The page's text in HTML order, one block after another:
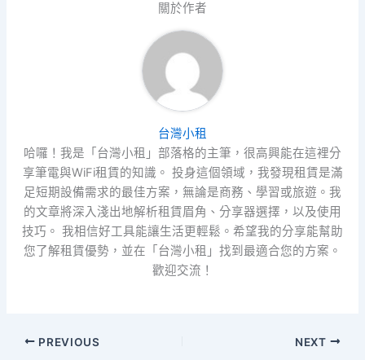
關於作者
台灣小租
哈囉！我是「台灣小租」部落格的主筆，很高興能在這裡分
享筆電與WiFi租賃的知識。 投身這個領域，我發現租賃是滿
足短期設備需求的最佳方案，無論是商務、學習或旅遊。我
的文章將深入淺出地解析租賃眉角、分享器選擇，以及使用
技巧。 我相信好工具能讓生活更輕鬆。希望我的分享能幫助
您了解租賃優勢，並在「台灣小租」找到最適合您的方案。
歡迎交流！
PREVIOUS NEXT